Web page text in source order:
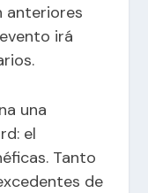
anteriores
irá
una
el
Tanto
de